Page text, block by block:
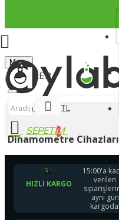
Menu
0 ürün - 0,00 TL
0
Dinamometre Cihazları
HIZLI KARGO
15:00'a
verilen
aynı gün
kargoda!